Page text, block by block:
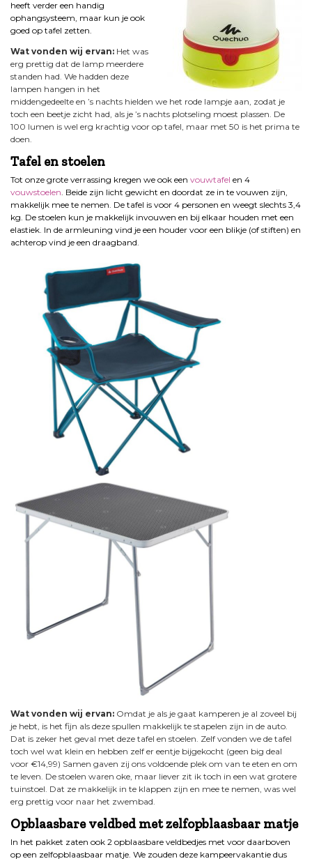
heeft verder een handig
ophangsysteem, maar kun je ook
goed op tafel zetten.
Wat vonden wij ervan: Het was
erg prettig dat de lamp meerdere
standen had. We hadden deze
lampen hangen in het
middengedeelte en ’s nachts hielden we het rode lampje aan, zodat je
toch een beetje zicht had, als je ’s nachts plotseling moest plassen. De
100 lumen is wel erg krachtig voor op tafel, maar met 50 is het prima te
doen.
Tafel en stoelen
Tot onze grote verrassing kregen we ook een vouwtafel en 4
vouwstoelen. Beide zijn licht gewicht en doordat ze in te vouwen zijn,
makkelijk mee te nemen. De tafel is voor 4 personen en weegt slechts 3,4
kg. De stoelen kun je makkelijk invouwen en bij elkaar houden met een
elastiek. In de armleuning vind je een houder voor een blikje (of stiften) en
achterop vind je een draagband.
Wat vonden wij ervan: Omdat je als je gaat kamperen je al zoveel bij
je hebt, is het fijn als deze spullen makkelijk te stapelen zijn in de auto.
Dat is zeker het geval met deze tafel en stoelen. Zelf vonden we de tafel
toch wel wat klein en hebben zelf er eentje bijgekocht (geen big deal
voor €14,99) Samen gaven zij ons voldoende plek om van te eten en om
te leven. De stoelen waren oke, maar liever zit ik toch in een wat grotere
tuinstoel. Dat ze makkelijk in te klappen zijn en mee te nemen, was wel
erg prettig voor naar het zwembad.
Opblaasbare veldbed met zelfopblaasbaar matje
In het pakket zaten ook 2 opblaasbare veldbedjes met voor daarboven
op een zelfopblaasbaar matje. We zouden deze kampeervakantie dus